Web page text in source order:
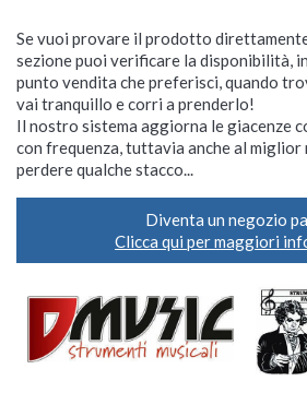
Se vuoi provare il prodotto
sezione puoi verificare la disponibilità,
punto vendita che preferisci, quando
vai tranquillo e corri a prenderlo!
Il nostro sistema aggiorna le giacenze
con frequenza, tuttavia anche al miglior
perdere qualche stacco...
Diventa un negozio
Clicca qui per maggiori